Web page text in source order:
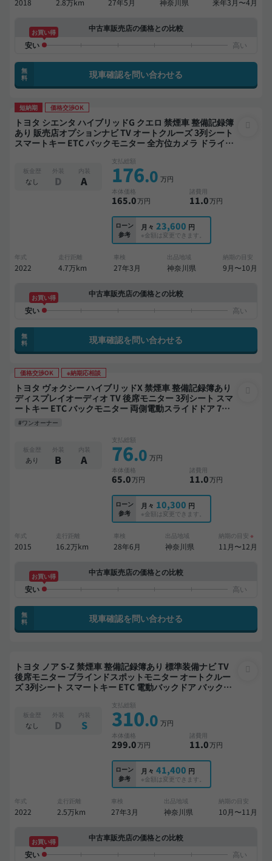
2018 2.8万km 27年5月 神奈川県 来年3月〜4月
中古車販売店の価格との比較
お買い得
無
料
現車確認を問い合わせる
短納期 価格交渉OK
トヨタ シエンタ ハイブリッドG クエロ 禁煙車 整備記録簿
あり 販売店オプションナビ TV オートクルーズ 3列シート
スマートキー ETC バックモニター 全方位カメラ ドライブ
板金歴
なし
外装
D
内装
A
支払総額
176.0 万円
本体価格
165.0万円
諸費用
11.0万円
ローン
参考
月々 23,600 円
※金額は変更できます。
年式
2022
走行距離
4.7万km
車検
27年3月
出品地域
神奈川県
納期の目安
9月〜10月
中古車販売店の価格との比較
お買い得
無
料
現車確認を問い合わせる
価格交渉OK ※納期応相談
トヨタ ヴォクシー ハイブリッドX 禁煙車 整備記録簿あり
ディスプレイオーディオ TV 後席モニター 3列シート スマ
ートキー ETC バックモニター 両側電動スライドドア 7人
乗り
#ワンオーナー
板金歴
あり
外装
B
内装
A
支払総額
76.0 万円
本体価格
65.0万円
諸費用
11.0万円
ローン
参考
月々 10,300 円
※金額は変更できます。
年式
2015
走行距離
16.2万km
車検
28年6月
出品地域
神奈川県
納期の目安 ※
11月〜12月
中古車販売店の価格との比較
お買い得
無
料
現車確認を問い合わせる
トヨタ ノア S-Z 禁煙車 整備記録簿あり 標準装備ナビ TV
後席モニター ブラインドスポットモニター オートクルー
ズ 3列シート スマートキー ETC 電動バックドア バックモ
板金歴
なし
外装
D
内装
S
支払総額
310.0 万円
本体価格
299.0万円
諸費用
11.0万円
ローン
参考
月々 41,400 円
※金額は変更できます。
年式
2022
走行距離
2.5万km
車検
27年3月
出品地域
神奈川県
納期の目安
10月〜11月
中古車販売店の価格との比較
お買い得